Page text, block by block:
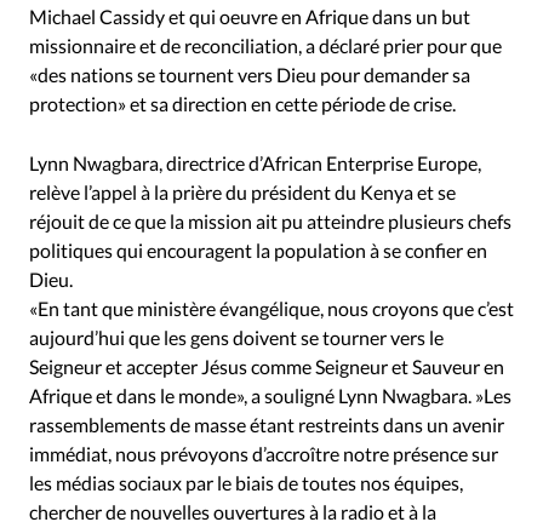
Michael Cassidy et qui oeuvre en Afrique dans un but
missionnaire et de reconciliation, a déclaré prier pour que
«des nations se tournent vers Dieu pour demander sa
protection» et sa direction en cette période de crise.
Lynn Nwagbara, directrice d’African Enterprise Europe,
relève l’appel à la prière du président du Kenya et se
réjouit de ce que la mission ait pu atteindre plusieurs chefs
politiques qui encouragent la population à se confier en
Dieu.
«En tant que ministère évangélique, nous croyons que c’est
aujourd’hui que les gens doivent se tourner vers le
Seigneur et accepter Jésus comme Seigneur et Sauveur en
Afrique et dans le monde», a souligné Lynn Nwagbara. »Les
rassemblements de masse étant restreints dans un avenir
immédiat, nous prévoyons d’accroître notre présence sur
les médias sociaux par le biais de toutes nos équipes,
chercher de nouvelles ouvertures à la radio et à la